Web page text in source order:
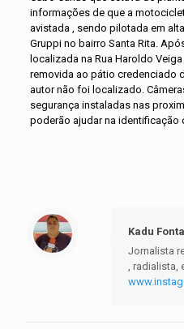
informações de que a
avistada , sendo pilotada em
Gruppi no bairro Santa Rita.
localizada na Rua Haroldo
removida ao pátio credenciado
autor não foi localizado.
segurança instaladas nas
poderão ajudar na identificação
Kadu
Jornalista
, radialista,